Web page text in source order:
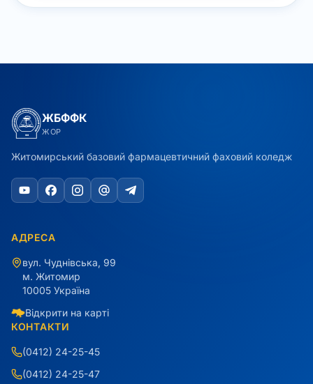
ЖБФФК
ЖОР
Житомирський базовий фармацевтичний фаховий коледж
АДРЕСА
вул. Чуднівська, 99
м. Житомир
10005 Україна
Відкрити на карті
КОНТАКТИ
(0412) 24-25-45
(0412) 24-25-47